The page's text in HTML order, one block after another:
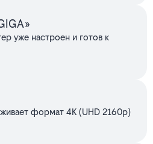
уже настроен и готов к
формат 4K (UHD 2160p)